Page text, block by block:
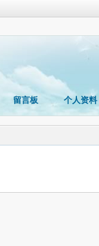
留言板 个人资料